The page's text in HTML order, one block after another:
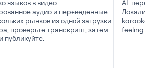
языков в видео
аудио и переведённые
рынков из одной загрузки —
проверьте транскрипт, затем
публикуйте.
AI-
feeling